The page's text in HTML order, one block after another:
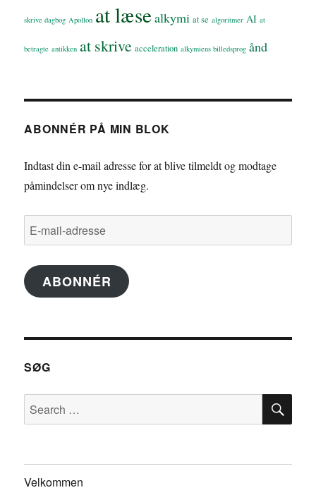
skrive dagbog Apollon at læsealkymi at se algoritmer AI at
betragte antikken at skrive acceleration alkymiens billedsprog ånd
ABONNÉR PÅ MIN BLOK
Indtast din e-mail adresse for at blive tilmeldt og modtage
påmindelser om nye indlæg.
E-
mail-
adresse
ABONNÉR
SØG
Search
for:
Velkommen